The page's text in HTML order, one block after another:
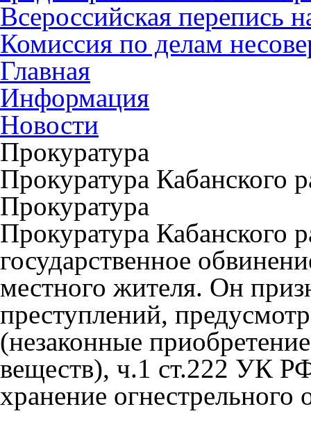
Всероссийская перепись
Комиссия по делам
Главная
Информация
Новости
Прокуратура
Прокуратура Кабанского
Прокуратура
Прокуратура Кабанского
государственное
местного жителя. Он
преступлений,
(незаконные
веществ), ч.1 ст.222 УК
хранение